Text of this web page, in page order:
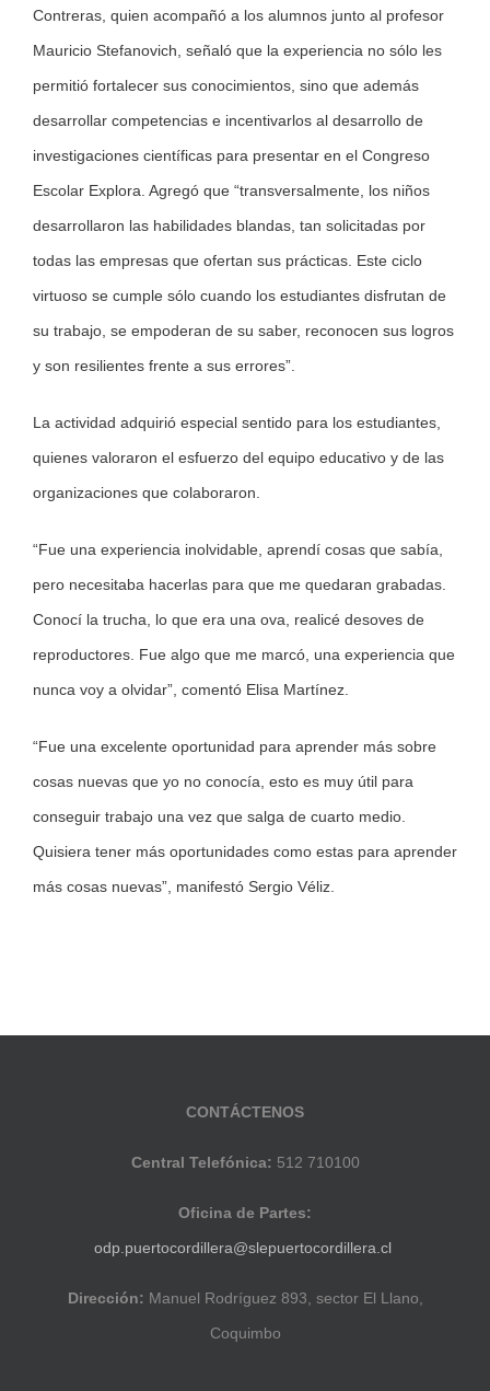
Contreras, quien acompañó a los alumnos junto al profesor
Mauricio Stefanovich, señaló que la experiencia no sólo les
permitió fortalecer sus conocimientos, sino que además
desarrollar competencias e incentivarlos al desarrollo de
investigaciones científicas para presentar en el Congreso
Escolar Explora. Agregó que “transversalmente, los niños
desarrollaron las habilidades blandas, tan solicitadas por
todas las empresas que ofertan sus prácticas. Este ciclo
virtuoso se cumple sólo cuando los estudiantes disfrutan de
su trabajo, se empoderan de su saber, reconocen sus logros
y son resilientes frente a sus errores”.
La actividad adquirió especial sentido para los estudiantes,
quienes valoraron el esfuerzo del equipo educativo y de las
organizaciones que colaboraron.
“Fue una experiencia inolvidable, aprendí cosas que sabía,
pero necesitaba hacerlas para que me quedaran grabadas.
Conocí la trucha, lo que era una ova, realicé desoves de
reproductores. Fue algo que me marcó, una experiencia que
nunca voy a olvidar”, comentó Elisa Martínez.
“Fue una excelente oportunidad para aprender más sobre
cosas nuevas que yo no conocía, esto es muy útil para
conseguir trabajo una vez que salga de cuarto medio.
Quisiera tener más oportunidades como estas para aprender
más cosas nuevas”, manifestó Sergio Véliz.
CONTÁCTENOS
Central Telefónica: 512 710100
Oficina de Partes:
odp.puertocordillera@slepuertocordillera.cl
Dirección: Manuel Rodríguez 893, sector El Llano,
Coquimbo